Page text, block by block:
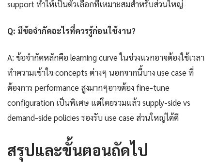
support ทำให้เป็นตัวเลือกที่เหมาะสมสำหรับส่วนใหญ่
Q: มีข้อจำกัดอะไรที่ควรรู้ก่อนใช้งาน?
A: ข้อจำกัดหลักคือ learning curve ในช่วงแรกอาจต้องใช้เวลา
ทำความเข้าใจ concepts ต่างๆ นอกจากนี้บาง use case ที่
ต้องการ performance สูงมากๆอาจต้อง fine-tune
configuration เป็นพิเศษ แต่โดยรวมแล้ว supply-side vs
demand-side policies รองรับ use case ส่วนใหญ่ได้ดี
สรุปและขั้นตอนถัดไป